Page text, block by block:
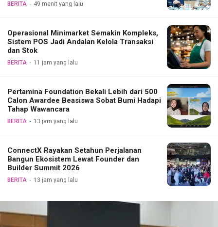
BERITA 49 menit yang lalu
Operasional Minimarket Semakin Kompleks,
Sistem POS Jadi Andalan Kelola Transaksi
dan Stok
BERITA 11 jam yang lalu
Pertamina Foundation Bekali Lebih dari 500
Calon Awardee Beasiswa Sobat Bumi Hadapi
Tahap Wawancara
BERITA 13 jam yang lalu
ConnectX Rayakan Setahun Perjalanan
Bangun Ekosistem Lewat Founder dan
Builder Summit 2026
BERITA 13 jam yang lalu